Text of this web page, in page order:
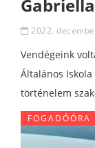
2022.
Vendégeink
Általános
történelem
FOGADÓÓRA